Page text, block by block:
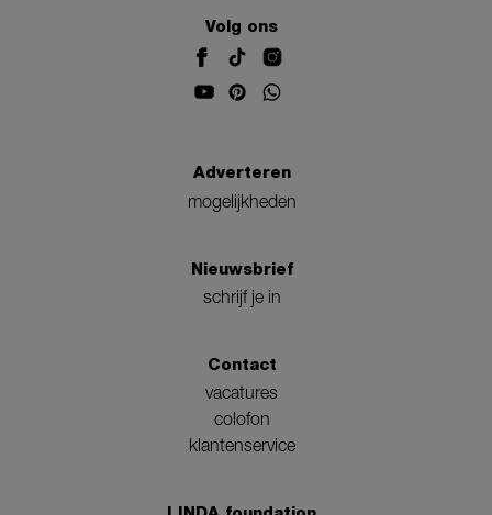
Volg ons
Adverteren
mogelijkheden
Nieuwsbrief
schrijf je in
Contact
vacatures
colofon
klantenservice